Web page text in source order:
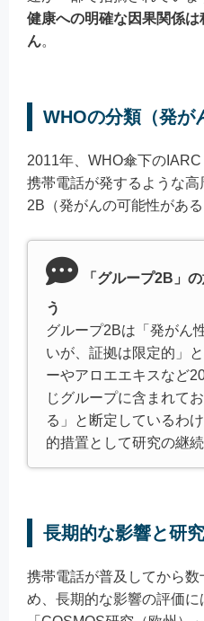
健康への明確な因果関係
ん。
WHOの分類（発が
2011年、WHO傘下のIARC
携帯電話が発するような
2B（発がんの可能性があ
「グループ2B」
う
グループ2Bは「発がん
いが、証拠は限定的」
ーやアロエエキスなど
じグループに含まれて
る」と断定しているわ
的措置として研究の継
長期的な影響と研
携帯電話が普及してから
め、長期的な影響の評価に